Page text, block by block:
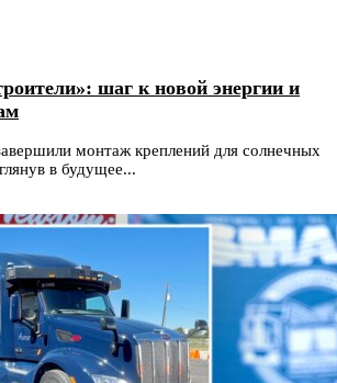
шаг к новой энергии и
монтаж креплений для солнечных
в будущее...